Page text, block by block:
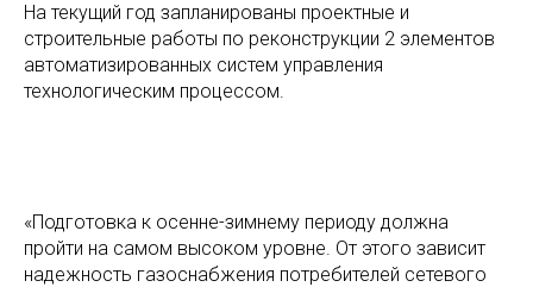
На текущий год запланированы проектные и
строительные работы по реконструкции 2 элементов
автоматизированных систем управления
технологическим процессом.
«Подготовка к осенне-зимнему периоду должна
пройти на самом высоком уровне. От этого зависит
надежность газоснабжения потребителей сетевого